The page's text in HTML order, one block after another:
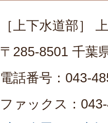
［上下水道部］
〒285-8501 千葉
電話番号：043-
ファックス：